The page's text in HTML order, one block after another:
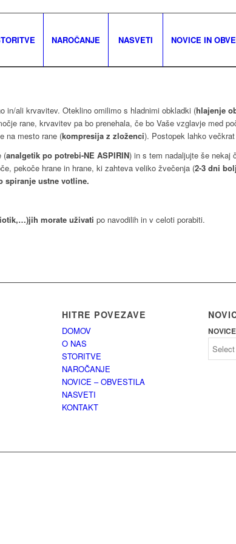
NAROČANJE NASVETI NOVICE IN
in/ali krvavitev. Oteklino omilimo s hladnimi obkladki (hlajenje
rane, krvavitev pa bo prenehala, če bo Vaše vzglavje med
na mesto rane (kompresija z zloženci). Postopek lahko
(analgetik po potrebi-NE ASPIRIN) in s tem nadaljujte še nekaj
pekoče hrane in hrane, ki zahteva veliko žvečenja (2-3 dni
spiranje ustne votline.
morate uživati po navodilih in v celoti porabiti.
HITRE POVEZAVE
DOMOV
O NAS
STORITVE
NAROČANJE
NOVICE – OBVESTILA
NASVETI
KONTAKT